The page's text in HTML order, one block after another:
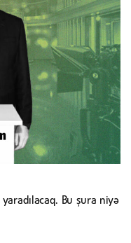
yaradılacaq. Bu şura niyə